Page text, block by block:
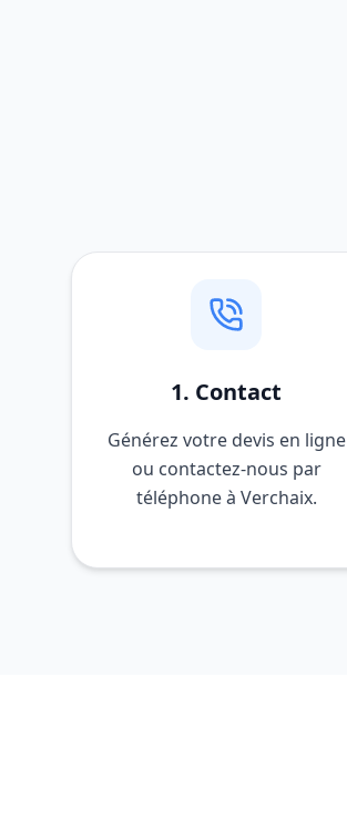
1. Contact
Générez votre devis en ligne
ou contactez-nous par
téléphone à Verchaix.